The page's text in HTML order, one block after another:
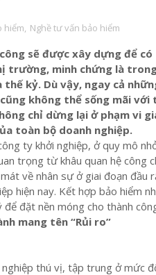
hiểm, Nghề tư vấn bảo hiểm
sẽ được xây dựng để
minh chứng là trong
kỷ. Dù vậy, ngay cả
không thể sống mãi với
chỉ dừng lại ở phạm vi
toàn bộ doanh nghiệp.
ty khởi nghiệp, ở quy mô
trọng từ khâu quan hệ công
về nhân sự ở giai đoạn đầu
hiện nay. Kết hợp bảo hiểm
đặt nền móng cho thành
mang tên “Rủi ro”
thú vị, tập trung ở mức